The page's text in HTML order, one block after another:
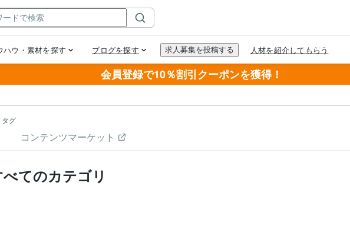
会員登録で10％割引クーポンを獲得！
タグ
コンテンツマーケット
てのカテゴリ